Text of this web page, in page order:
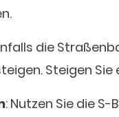
die
Steigen
: Nutzen Sie die